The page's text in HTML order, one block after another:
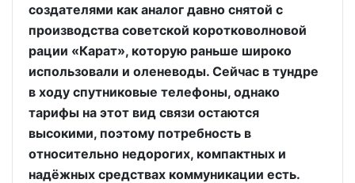
создателями как аналог давно снятой с
производства советской коротковолновой
рации «Карат», которую раньше широко
использовали и оленеводы. Сейчас в тундре
в ходу спутниковые телефоны, однако
тарифы на этот вид связи остаются
высокими, поэтому потребность в
относительно недорогих, компактных и
надёжных средствах коммуникации есть.